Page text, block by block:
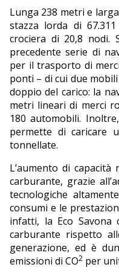
Lunga 238 metri e
stazza lorda di
crociera di 20,8 nodi.
precedente serie di
per il trasporto di
ponti – di cui due
doppio del carico: la
metri lineari di merci
180 automobili.
permette di caricare
tonnellate.
L’aumento di
carburante, grazie
tecnologiche
consumi e le
infatti, la Eco Savona
carburante rispetto
generazione, ed è
emissioni di CO2 per